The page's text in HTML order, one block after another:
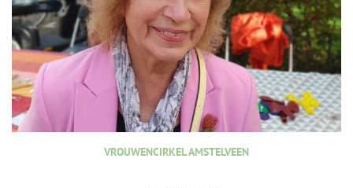
VROUWENCIRKEL AMSTELVEEN